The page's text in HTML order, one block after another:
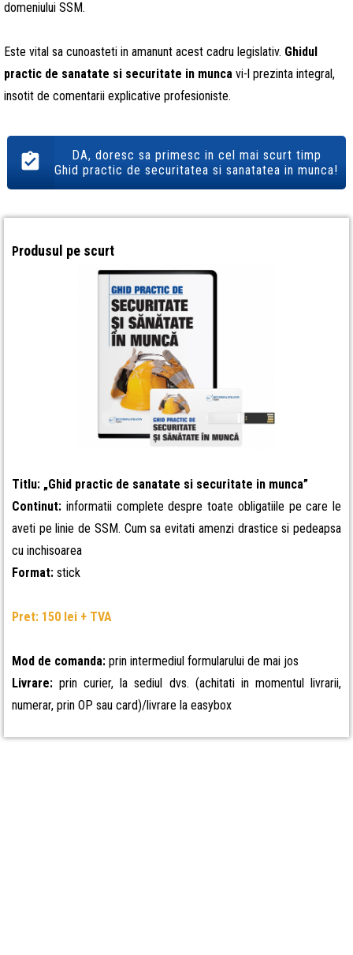
domeniului SSM.
Este vital sa cunoasteti in amanunt acest cadru legislativ. Ghidul
practic de sanatate si securitate in munca vi-l prezinta integral,
insotit de comentarii explicative profesioniste.
DA, doresc sa primesc in cel mai scurt timp
Ghid practic de securitatea si sanatatea in munca!
Produsul pe scurt
Titlu: „Ghid practic de sanatate si securitate in munca”
Continut: informatii complete despre toate obligatiile pe care le
aveti pe linie de SSM. Cum sa evitati amenzi drastice si pedeapsa
cu inchisoarea
Format: stick
Pret: 150 lei + TVA
Mod de comanda: prin intermediul formularului de mai jos
Livrare: prin curier, la sediul dvs. (achitati in momentul livrarii,
numerar, prin OP sau card)/livrare la easybox